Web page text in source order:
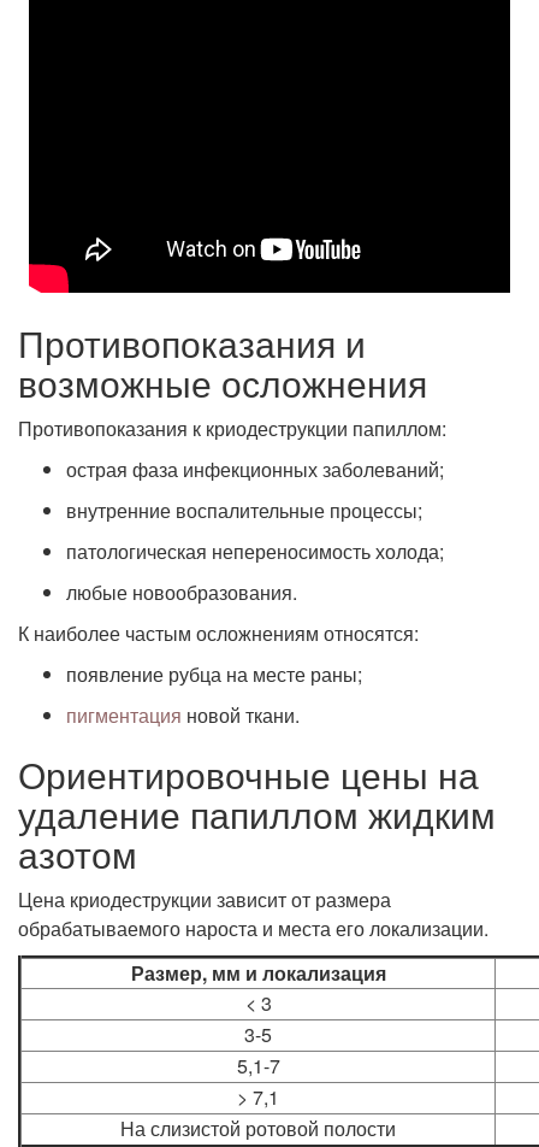
Противопоказания и
возможные осложнения
Противопоказания к криодеструкции папиллом:
острая фаза инфекционных заболеваний;
внутренние воспалительные процессы;
патологическая непереносимость холода;
любые новообразования.
К наиболее частым осложнениям относятся:
появление рубца на месте раны;
пигментация новой ткани.
Ориентировочные цены на
удаление папиллом жидким
азотом
Цена криодеструкции зависит от размера
обрабатываемого нароста и места его локализации.
Размер, мм и локализация
< 3
3-5
5,1-7
> 7,1
На слизистой ротовой полости